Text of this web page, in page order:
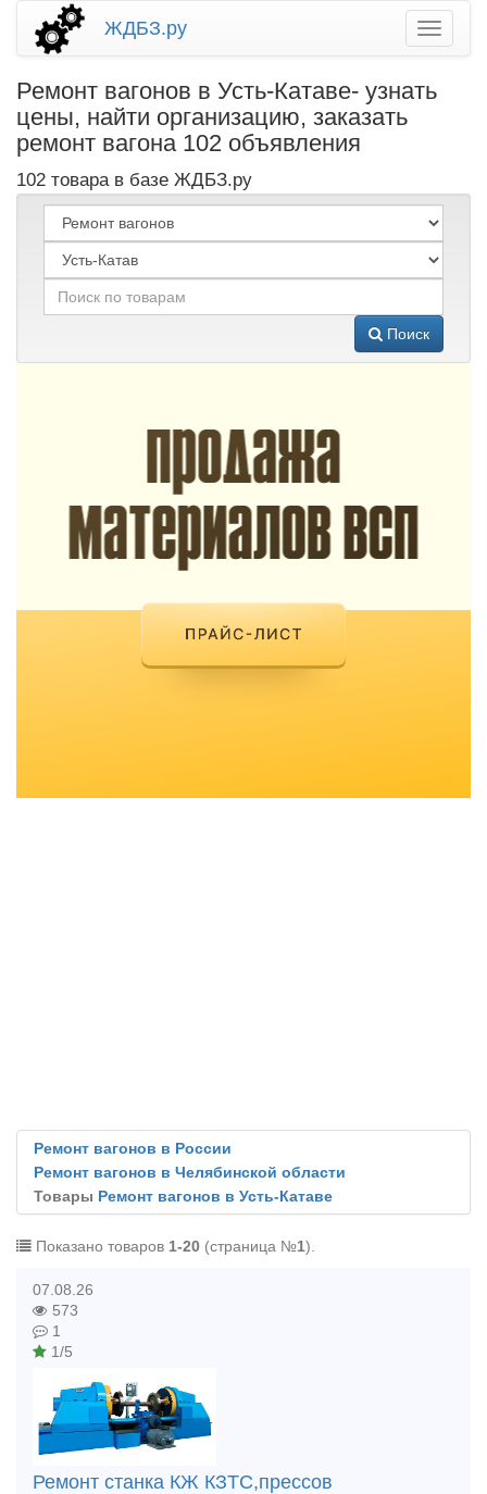
ЖДБЗ.ру
Ремонт вагонов в Усть-Катаве- узнать
цены, найти организацию, заказать
ремонт вагона 102 объявления
102 товара в базе ЖДБЗ.ру
Поиск
Ремонт вагонов в России
Ремонт вагонов в Челябинской области
Товары Ремонт вагонов в Усть-Катаве
Показано товаров 1-20 (страница №1).
07.08.26
573
1
1/5
Ремонт станка КЖ КЗТС,прессов